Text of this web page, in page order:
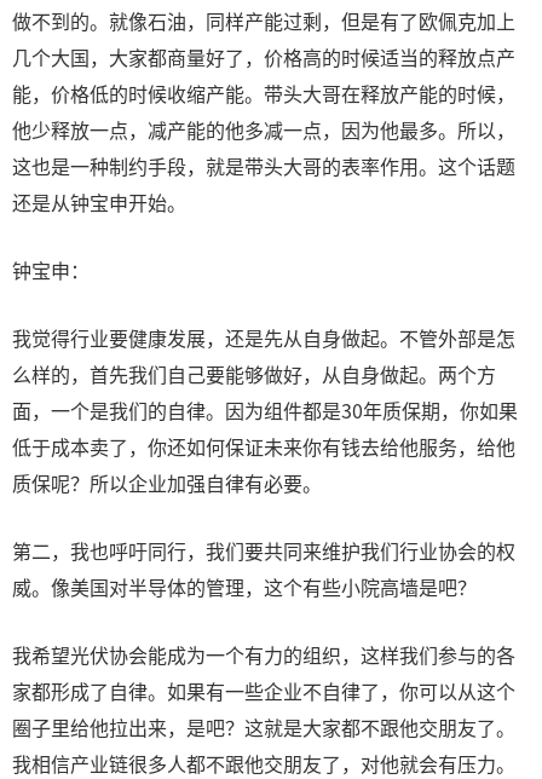
做不到的。就像石油，同样产能过剩，但是有了欧佩克加上
几个大国，大家都商量好了，价格高的时候适当的释放点产
能，价格低的时候收缩产能。带头大哥在释放产能的时候，
他少释放一点，减产能的他多减一点，因为他最多。所以，
这也是一种制约手段，就是带头大哥的表率作用。这个话题
还是从钟宝申开始。
钟宝申：
我觉得行业要健康发展，还是先从自身做起。不管外部是怎
么样的，首先我们自己要能够做好，从自身做起。两个方
面，一个是我们的自律。因为组件都是30年质保期，你如果
低于成本卖了，你还如何保证未来你有钱去给他服务，给他
质保呢？所以企业加强自律有必要。
第二，我也呼吁同行，我们要共同来维护我们行业协会的权
威。像美国对半导体的管理，这个有些小院高墙是吧？
我希望光伏协会能成为一个有力的组织，这样我们参与的各
家都形成了自律。如果有一些企业不自律了，你可以从这个
圈子里给他拉出来，是吧？这就是大家都不跟他交朋友了。
我相信产业链很多人都不跟他交朋友了，对他就会有压力。